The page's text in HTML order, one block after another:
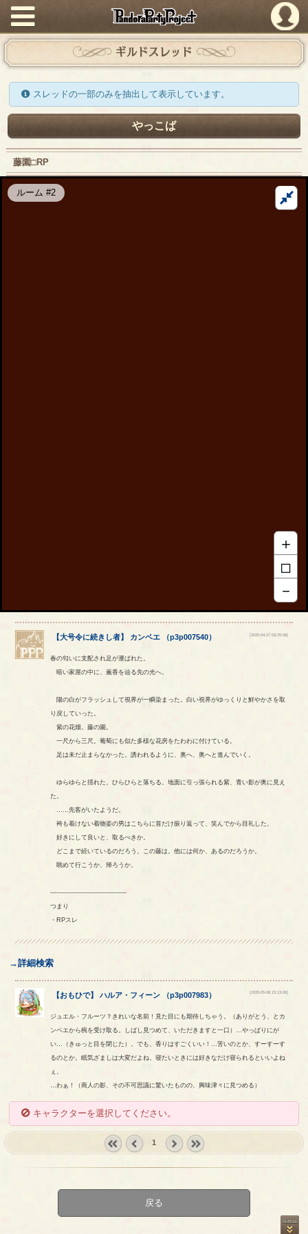
PandoraPartyProject
ギルドスレッド
スレッドの一部のみを抽出して表示しています。
やっこば
藤園□RP
ルーム #2
＋
□
－
【大号令に続きし者】 カンベエ （p3p007540） [2020-04-27 03:25:08]
春の匂いに支配され足が運ばれた。
暗い家屋の中に、薫香を辿る先の光へ。
陽の白がフラッシュして視界が一瞬染まった。白い視界がゆっくりと鮮やかさを取
り戻していった。
紫の花畑。藤の園。
一尺から三尺。葡萄にも似た多様な花房をたわわに付けている。
足は未だ止まらなかった。誘われるように、奥へ、奥へと進んでいく。
ゆらゆらと揺れた。ひらひらと落ちる。地面に引っ張られる紫、青い影が奥に見え
た。
……先客がいたようだ。
袴も着けない着物姿の男はこちらに首だけ振り返って、笑んでから目礼した。
好きにして良いと、取るべきか。
どこまで続いているのだろう。この藤は。他には何か、あるのだろうか。
眺めて行こうか、帰ろうか。
-------------------------------------
つまり
・RPスレ
→詳細検索
【おもひで】ハルア ・ フィーン （p3p007983） [2020-05-08 23:13:06]
ジュエル・フルーツ？きれいな名前！見た目にも期待しちゃう。（ありがとう、とカ
ンベエから椀を受け取る。しばし見つめて、いただきますと一口）…やっぱりにが
い…（きゅっと目を閉じた）。でも、香りはすごくいい！…苦いのとか、すーすーす
るのとか。眠気ざましは大変だよね。寝たいときには好きなだけ寝られるといいよね
ぇ。
…わぁ！（商人の影、その不可思議に驚いたものの、興味津々に見つめる）
キャラクターを選択してください。
1
戻る